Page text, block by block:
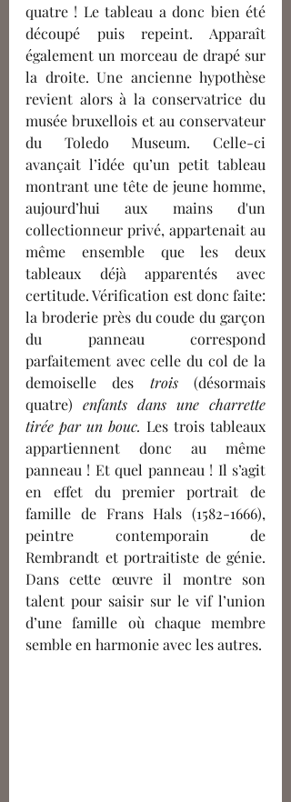
quatre ! Le tableau a donc bien été
découpé puis repeint. Apparaît
également un morceau de drapé sur
la droite. Une ancienne hypothèse
revient alors à la conservatrice du
musée bruxellois et au conservateur
du Toledo Museum. Celle-ci
avançait l’idée qu’un petit tableau
montrant une tête de jeune homme,
aujourd’hui aux mains d'un
collectionneur privé, appartenait au
même ensemble que les deux
tableaux déjà apparentés avec
certitude. Vérification est donc faite:
la broderie près du coude du garçon
du panneau correspond
parfaitement avec celle du col de la
demoiselle des trois (désormais
quatre) enfants dans une charrette
tirée par un bouc. Les trois tableaux
appartiennent donc au même
panneau ! Et quel panneau ! Il s’agit
en effet du premier portrait de
famille de Frans Hals (1582-1666),
peintre contemporain de
Rembrandt et portraitiste de génie.
Dans cette œuvre il montre son
talent pour saisir sur le vif l’union
d’une famille où chaque membre
semble en harmonie avec les autres.